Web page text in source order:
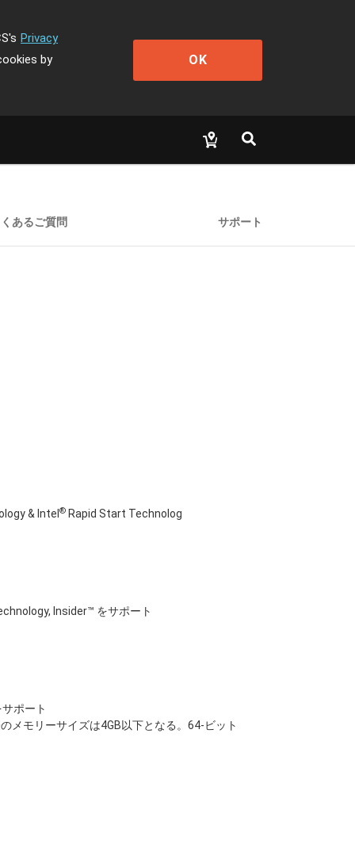
Privacy
by
OK
あるご質問 サポート
& Intel ® Rapid Start Technolog
Insider™ をサポート
ポート
メモリーサイズは4GB以下となる。64-ビット